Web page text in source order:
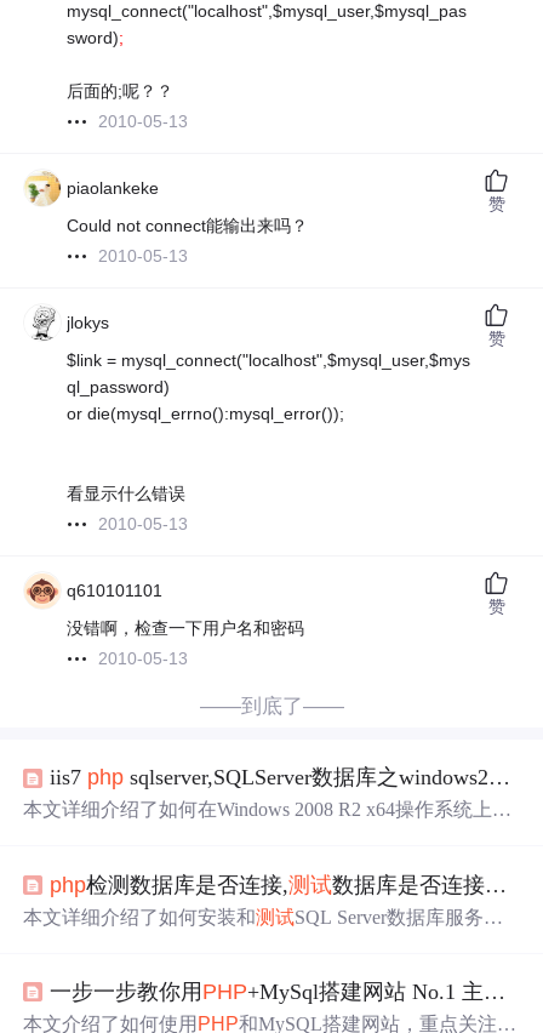
mysql_connect("localhost",$mysql_user,$mysql_pas
sword);
后面的;呢？？
2010-05-13
piaolankeke
Could not connect能输出来吗？
2010-05-13
赞
jlokys
$link = mysql_connect("localhost",$mysql_user,$mys
ql_password)
or die(mysql_errno():mysql_error());
看显示什么错误
2010-05-13
赞
q610101101
没错啊，检查一下用户名和密码
2010-05-13
赞
——到底了——
iis7 php sqlserver,SQLServer数据库之windows2008R2 x64位架设IIS7.x的支持SQLServer2008的
本文详细介绍了如何在Windows 2008 R2 x64操作系统上配
isual C++支持库，启用PHP扩展，以及安装SQL Server的O
DBC驱动和PHPPDO驱动。过程中特别强调了不能使用64
php检测数据库是否连接,测试数据库是否连接成功
本文详细介绍了如何安装和测试SQL Server数据库服务
TELNET和查询分析器进行远程连接测试。遇到连接失败
的问题，可能是数据库服务未启动、TCP/IP协议未启用或
一步一步教你用 PHP+MySql搭建网站 No.1 主页&数据库连接
本文介绍了如何使用 PHP和MySQL搭建网站，重点关注in